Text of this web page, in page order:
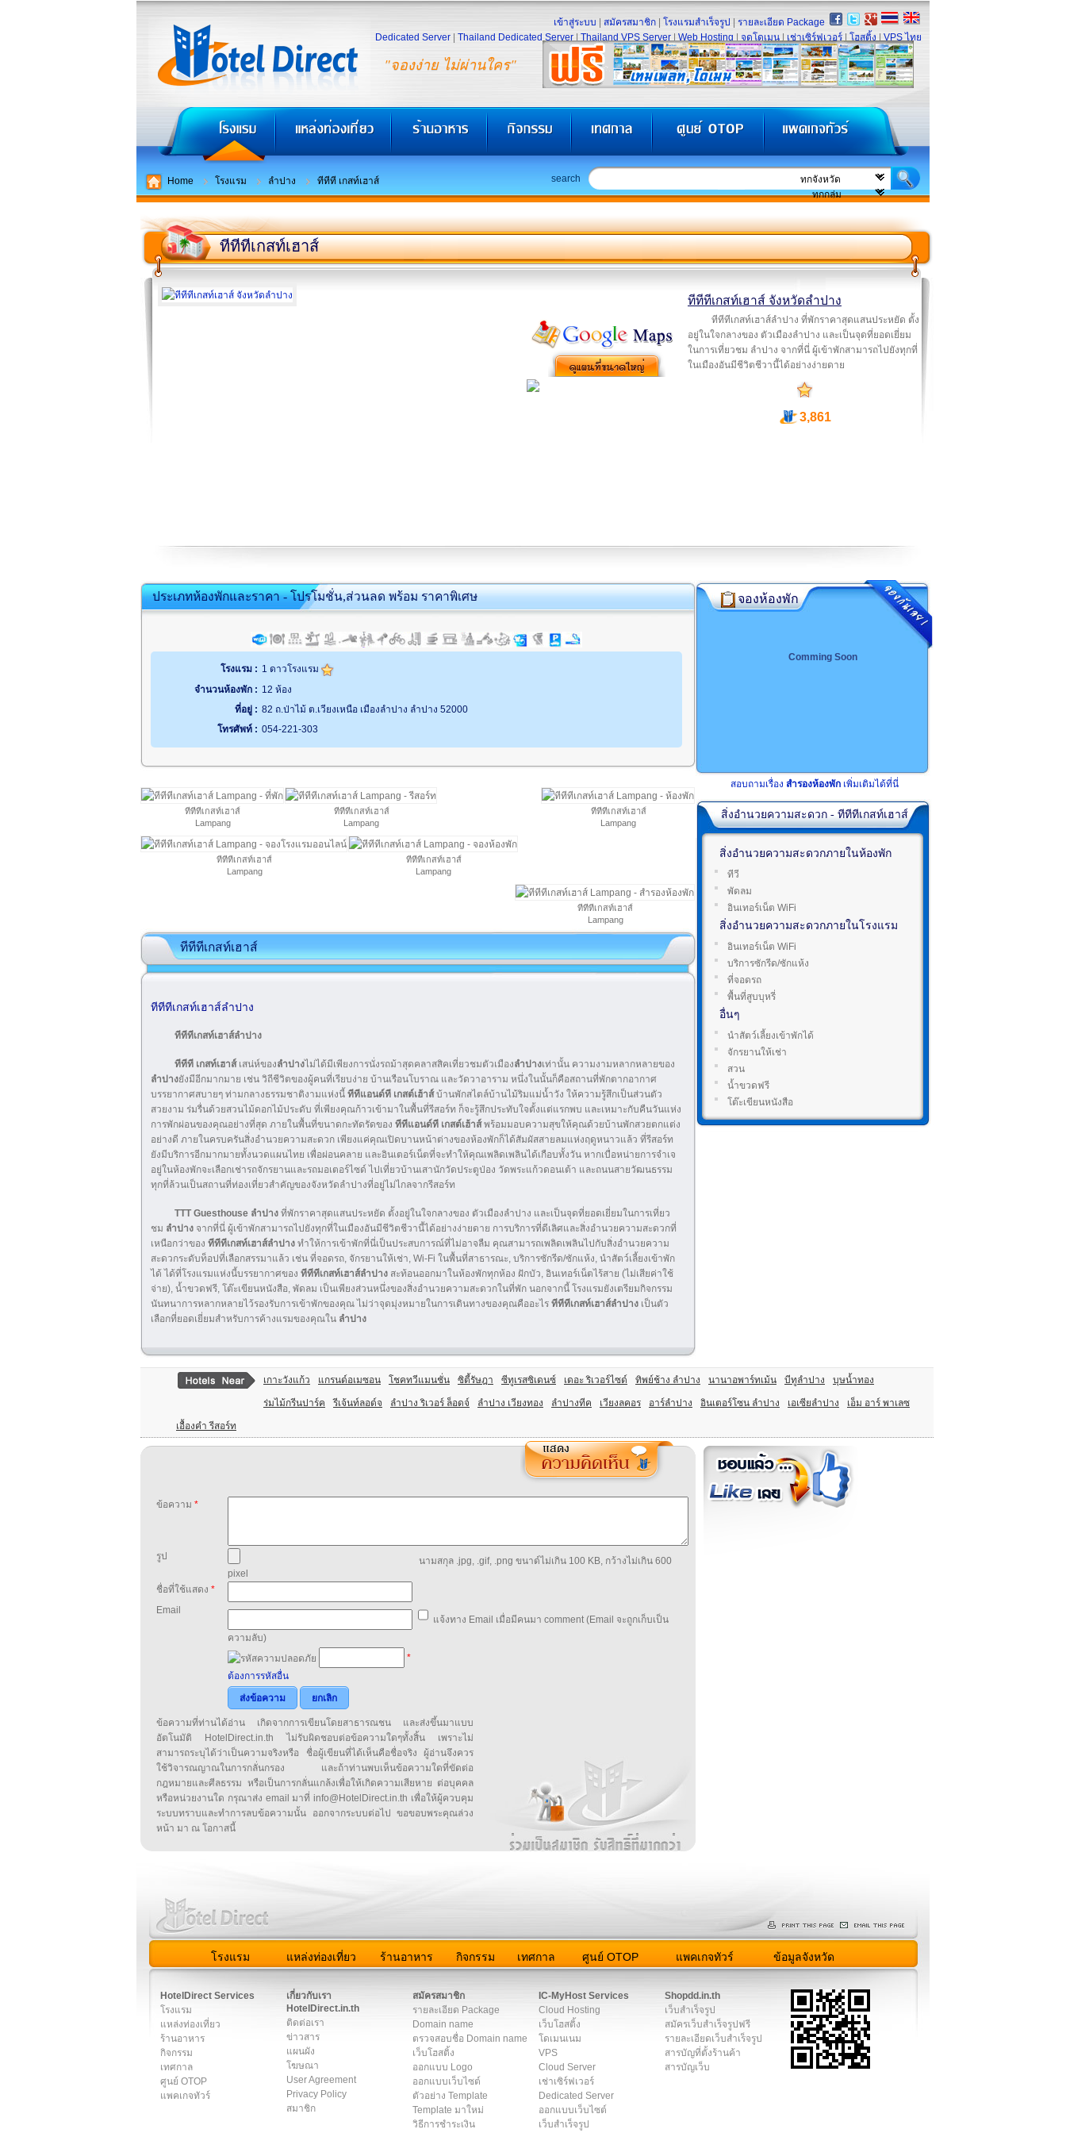
"จองง่าย ไม่ผ่านใคร"
เข้าสู่ระบบ สมัครสมาชิก โรงแรมสำเร็จรูป
รายละเอียด Package
Dedicated Server
Thailand Dedicated Server Thailand VPS Server Web Hosting จดโดเมน เช่าเซิร์ฟเวอร์ โฮสติ้ง VPS ไทย
Home โรงแรม ลำปาง ทีทีที เกสท์เฮาส์ search
ทีทีทีเกสท์เฮาส์
ทีทีทีเกสท์เฮาส์ จังหวัดลำปาง
ทีทีทีเกสท์เฮาส์ลำปาง ที่พักราคาสุดแสนประหยัด ตั้ง
อยู่ในใจกลางของ ตัวเมืองลำปาง และเป็นจุดที่ยอดเยี่ยม
ในการเที่ยวชม ลำปาง จากที่นี่ ผู้เข้าพักสามารถไปยังทุกที่
ในเมืองอันมีชีวิตชีวานี้ได้อย่างง่ายดาย
3,861
ประเภทห้องพักและราคา - โปรโมชั่น,ส่วนลด พร้อม ราคาพิเศษ
โรงแรม : 1 ดาวโรงแรม
จำนวนห้องพัก : 12 ห้อง
ที่อยู่ : 82 ถ.ป่าไม้ ต.เวียงเหนือ เมืองลำปาง ลำปาง 52000
โทรศัพท์ : 054-221-303
ทีทีทีเกสท์เฮาส์
Lampang
ทีทีทีเกสท์เฮาส์
Lampang
ทีทีทีเกสท์เฮาส์
Lampang
ทีทีทีเกสท์เฮาส์
Lampang
ทีทีทีเกสท์เฮาส์
Lampang
ทีทีทีเกสท์เฮาส์
Lampang
ทีทีทีเกสท์เฮาส์
ทีทีทีเกสท์เฮาส์ลำปาง
ทีทีทีเกสท์เฮาส์ลำปาง
ทีทีที เกสท์เฮาส์เสน่ห์ของลำปางไม่ได้มีเพียงการนั่งรถม้าสุดคลาสสิคเที่ยวชมตัวเมืองลำปางเท่านั้น ความงามหลากหลายของ
ลำปางยังมีอีกมากมาย เช่น วิถีชีวิตของผู้คนที่เรียบง่าย บ้านเรือนโบราณ และวัดวาอาราม หนึ่งในนั้นก็คือสถานที่พักตากอากาศ
บรรยากาศสบายๆ ท่ามกลางธรรมชาติงามแห่งนี้ ทีทีแอนด์ที เกสต์เฮ้าส์บ้านพักสไตล์บ้านไม้ริมแม่น้ำวัง ให้ความรู้สึกเป็นส่วนตัว
สวยงาม ร่มรื่นด้วยสวนไม้ดอกไม้ประดับ ที่เพียงคุณก้าวเข้ามาในพื้นที่รีสอร์ท ก็จะรู้สึกประทับใจตั้งแต่แรกพบ และเหมาะกับคืนวันแห่ง
การพักผ่อนของคุณอย่างที่สุด ภายในพื้นที่ขนาดกะทัดรัดของ ทีทีแอนด์ที เกสต์เฮ้าส์พร้อมมอบความสุขให้คุณด้วยบ้านพักสวยตกแต่ง
อย่างดี ภายในครบครันสิ่งอำนวยความสะดวก เพียงแค่คุณเปิดบานหน้าต่างของห้องพักก็ได้สัมผัสสายลมแห่งฤดูหนาวแล้ว ที่รีสอร์ท
ยังมีบริการอีกมากมายทั้งนวดแผนไทย เพื่อผ่อนคลาย และอินเตอร์เน็ตที่จะทำให้คุณเพลิดเพลินได้เกือบทั้งวัน หากเบื่อหน่ายการจำเจ
อยู่ในห้องพักจะเลือกเช่ารถจักรยานและรถมอเตอร์ไซด์ ไปเที่ยวบ้านเสานักวัดประตูป่อง วัดพระแก้วดอนเต้า และถนนสายวัฒนธรรม
ทุกที่ล้วนเป็นสถานที่ท่องเที่ยวสำคัญของจังหวัดลำปางที่อยู่ไม่ไกลจากรีสอร์ท
TTT Guesthouse ลำปาง ที่พักราคาสุดแสนประหยัด ตั้งอยู่ในใจกลางของ ตัวเมืองลำปาง และเป็นจุดที่ยอดเยี่ยมในการเที่ยว
ชม ลำปาง จากที่นี่ ผู้เข้าพักสามารถไปยังทุกที่ในเมืองอันมีชีวิตชีวานี้ได้อย่างง่ายดาย การบริการที่ดีเลิศและสิ่งอำนวยความสะดวกที่
เหนือกว่าของ ทีทีทีเกสท์เฮาส์ลำปาง ทำให้การเข้าพักที่นี่เป็นประสบการณ์ที่ไม่อาจลืม คุณสามารถเพลิดเพลินไปกับสิ่งอำนวยความ
สะดวกระดับท็อปที่เลือกสรรมาแล้ว เช่น ที่จอดรถ, จักรยานให้เช่า, Wi-Fi ในพื้นที่สาธารณะ, บริการซักรีด/ซักแห้ง, นำสัตว์เลี้ยงเข้าพัก
ได้ ได้ที่โรงแรมแห่งนี้บรรยากาศของ ทีทีทีเกสท์เฮาส์ลำปาง สะท้อนออกมาในห้องพักทุกห้อง ฝักบัว, อินเทอร์เน็ตไร้สาย (ไม่เสียค่าใช้
จ่าย), น้ำขวดฟรี, โต๊ะเขียนหนังสือ, พัดลม เป็นเพียงส่วนหนึ่งของสิ่งอำนวยความสะดวกในที่พัก นอกจากนี้ โรงแรมยังเตรียมกิจกรรม
นันทนาการหลากหลายไว้รองรับการเข้าพักของคุณ ไม่ว่าจุดมุ่งหมายในการเดินทางของคุณคืออะไร ทีทีทีเกสท์เฮาส์ลำปาง เป็นตัว
เลือกที่ยอดเยี่ยมสำหรับการค้างแรมของคุณใน ลำปาง
จองห้องพัก
Comming Soon
สอบถามเรื่อง สำรองห้องพัก เพิ่มเติมได้ที่นี่
สิ่งอำนวยความสะดวก - ทีทีทีเกสท์เฮาส์
สิ่งอำนวยความสะดวกภายในห้องพัก
ทีวี
พัดลม
อินเทอร์เน็ต WiFi
สิ่งอำนวยความสะดวกภายในโรงแรม
อินเทอร์เน็ต WiFi
บริการซักรีด/ซักแห้ง
ที่จอดรถ
พื้นที่สูบบุหรี่
อื่นๆ
นำสัตว์เลี้ยงเข้าพักได้
จักรยานให้เช่า
สวน
น้ำขวดฟรี
โต๊ะเขียนหนังสือ
เกาะวังแก้ว แกรนด์อเมซอน โชคทวีแมนชั่น ซิตี้รัษฎา ซีทูเรสซิเดนซ์ เดอะ ริเวอร์ไซด์ ทิพย์ช้าง ลำปาง นานาอพาร์ทเม้น บีทูลำปาง บุษน้ำทอง
ร่มไม้กรีนปาร์ค รีเจ้นท์ลอด์จ ลำปาง ริเวอร์ ล็อดจ์ ลำปาง เวียงทอง ลำปางทีค เวียงลคอร อาร์ลำปาง อินเตอร์โซน ลำปาง เอเซียลำปาง เอ็ม อาร์ พาเลซ
เอื้องคำ รีสอร์ท
ข้อความ *
รูป
นามสกุล .jpg, .gif, .png ขนาด์ไม่เกิน 100 KB, กว้างไม่เกิน 600
pixel
ชื่อที่ใช้แสดง *
Email
แจ้งทาง Email เมื่อมีคนมา comment (Email จะถูกเก็บเป็น
ความลับ)
*
ต้องการรหัสอื่น
ส่งข้อความ
ยกเลิก
ข้อความที่ท่านได้อ่าน เกิดจากการเขียนโดยสาธารณชน และส่งขึ้นมาแบบ
อัตโนมัติ HotelDirect.in.th ไม่รับผิดชอบต่อข้อความใดๆทั้งสิ้น เพราะไม่
สามารถระบุได้ว่าเป็นความจริงหรือ ชื่อผู้เขียนที่ได้เห็นคือชื่อจริง ผู้อ่านจึงควร
ใช้วิจารณญาณในการกลั่นกรอง และถ้าท่านพบเห็นข้อความใดที่ขัดต่อ
กฎหมายและศีลธรรม หรือเป็นการกลั่นแกล้งเพื่อให้เกิดความเสียหาย ต่อบุคคล
หรือหน่วยงานใด กรุณาส่ง email มาที่ info@HotelDirect.in.th เพื่อให้ผู้ควบคุม
ระบบทราบและทำการลบข้อความนั้น ออกจากระบบต่อไป ขอขอบพระคุณล่วง
หน้า มา ณ โอกาสนี้
โรงแรม แหล่งท่องเที่ยว ร้านอาหาร กิจกรรม เทศกาล ศูนย์ OTOP แพคเกจทัวร์ ข้อมูลจังหวัด
HotelDirect Services
โรงแรม
แหล่งท่องเที่ยว
ร้านอาหาร
กิจกรรม
เทศกาล
ศูนย์ OTOP
แพคเกจทัวร์
เกี่ยวกับเรา
HotelDirect.in.th
ติดต่อเรา
ข่าวสาร
แผนผัง
โฆษณา
User Agreement
Privacy Policy
สมาชิก
สมัครสมาชิก
รายละเอียด Package
Domain name
ตรวจสอบชื่อ Domain name
เว็บโฮสติ้ง
ออกแบบ Logo
ออกแบบเว็บไซต์
ตัวอย่าง Template
Template มาใหม่
วิธีการชำระเงิน
IC-MyHost Services
Cloud Hosting
เว็บโฮสติ้ง
โดเมนเนม
VPS
Cloud Server
เช่าเซิร์ฟเวอร์
Dedicated Server
ออกแบบเว็บไซต์
เว็บสำเร็จรูป
Shopdd.in.th
เว็บสำเร็จรูป
สมัครเว็บสำเร็จรูปฟรี
รายละเอียดเว็บสำเร็จรูป
สารบัญที่ตั้งร้านค้า
สารบัญเว็บ